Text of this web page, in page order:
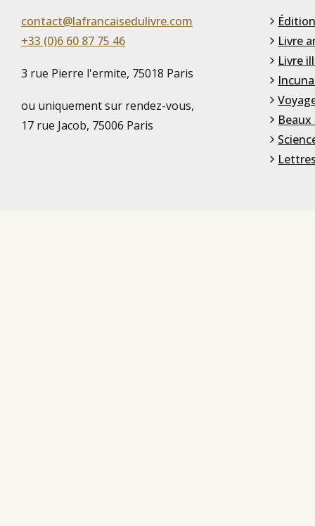
contact@lafrancaisedulivre.com
+33 (0)6 60 87 75 46
3 rue Pierre l'ermite, 75018 Paris
ou uniquement sur rendez-vous,
17 rue Jacob, 75006 Paris
Livre
Livre